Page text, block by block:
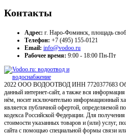
Контакты
Адрес: г. Наро-Фоминск, площадь
Телефон: +7 (495) 155-0121
Email: info@vodoo.ru
Рабочее время: 9:00 - 18:00 Пн-Пт
2022 ООО ВОДООТВОД ИНН 7720377683
данный интернет-сайт, а также вся
нём, носит исключительно информационный
является публичной офертой, определяемой
кодекса Российской Федерации. Для
стоимости указанных товаров и (или) услуг,
сайта с помощью специальной формы связи